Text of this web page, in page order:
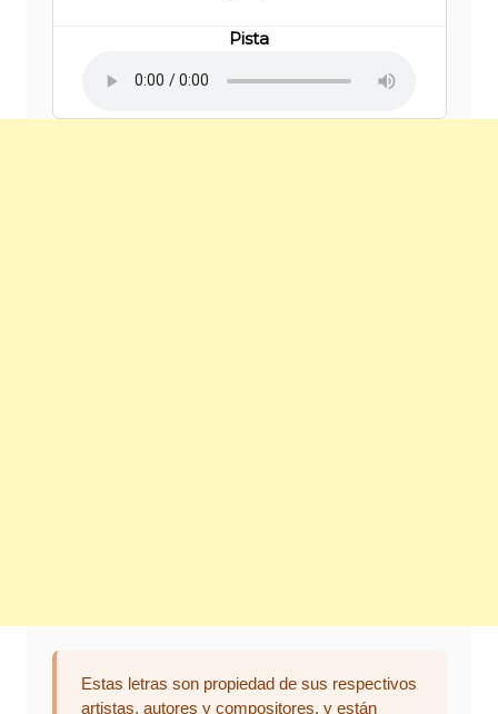
Pista
Estas letras son propiedad de sus respectivos
artistas, autores y compositores, y están